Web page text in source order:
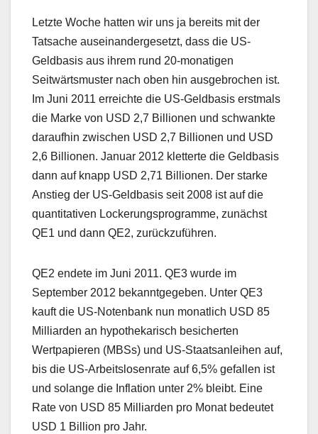
Letzte Woche hatten wir uns ja bereits mit der
Tatsache auseinandergesetzt, dass die US-
Geldbasis aus ihrem rund 20-monatigen
Seitwärtsmuster nach oben hin ausgebrochen ist.
Im Juni 2011 erreichte die US-Geldbasis erstmals
die Marke von USD 2,7 Billionen und schwankte
daraufhin zwischen USD 2,7 Billionen und USD
2,6 Billionen. Januar 2012 kletterte die Geldbasis
dann auf knapp USD 2,71 Billionen. Der starke
Anstieg der US-Geldbasis seit 2008 ist auf die
quantitativen Lockerungsprogramme, zunächst
QE1 und dann QE2, zurückzuführen.
QE2 endete im Juni 2011. QE3 wurde im
September 2012 bekanntgegeben. Unter QE3
kauft die US-Notenbank nun monatlich USD 85
Milliarden an hypothekarisch besicherten
Wertpapieren (MBSs) und US-Staatsanleihen auf,
bis die US-Arbeitslosenrate auf 6,5% gefallen ist
und solange die Inflation unter 2% bleibt. Eine
Rate von USD 85 Milliarden pro Monat bedeutet
USD 1 Billion pro Jahr.